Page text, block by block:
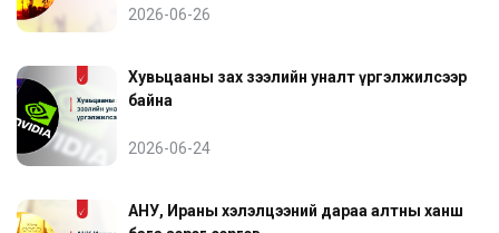
2026-06-26
Хувьцааны зах зээлийн уналт үргэлжилсээр
байна
2026-06-24
АНУ, Ираны хэлэлцээний дараа алтны ханш